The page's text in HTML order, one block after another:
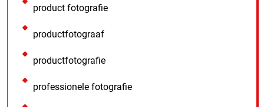
product fotografie
productfotograaf
productfotografie
professionele fotografie